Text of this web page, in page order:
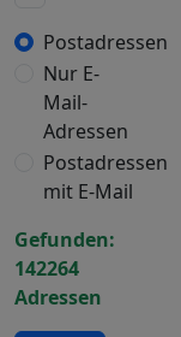
Postadressen
Nur E-
Mail-
Adressen
Postadressen
mit E-Mail
Gefunden:
142264
Adressen